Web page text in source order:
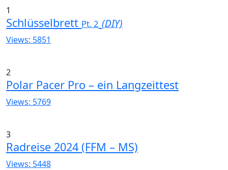
1
Schlüsselbrett Pt. 2 (DIY)
Views: 5851
2
Polar Pacer Pro – ein Langzeittest
Views: 5769
3
Radreise 2024 (FFM – MS)
Views: 5448